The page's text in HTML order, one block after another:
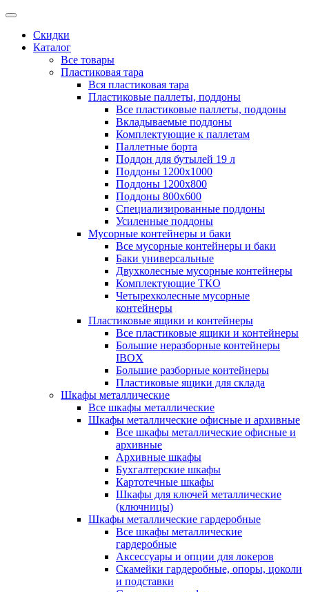
Скидки
Каталог
Все товары
Пластиковая тара
Вся пластиковая тара
Пластиковые паллеты, поддоны
Все пластиковые паллеты, поддоны
Вкладываемые поддоны
Комплектующие к паллетам
Паллетные борта
Поддон для бутылей 19 л
Поддоны 1200х1000
Поддоны 1200х800
Поддоны 800х600
Специализированные поддоны
Усиленные поддоны
Мусорные контейнеры и баки
Все мусорные контейнеры и баки
Баки универсальные
Двухколесные мусорные контейнеры
Комплектующие ТКО
Четырехколесные мусорные
контейнеры
Пластиковые ящики и контейнеры
Все пластиковые ящики и контейнеры
Большие неразборные контейнеры
IBOX
Большие разборные контейнеры
Пластиковые ящики для склада
Шкафы металлические
Все шкафы металлические
Шкафы металлические офисные и архивные
Все шкафы металлические офисные и
архивные
Архивные шкафы
Бухгалтерские шкафы
Картотечные шкафы
Шкафы для ключей металлические
(ключницы)
Шкафы металлические гардеробные
Все шкафы металлические
гардеробные
Аксессуары и опции для локеров
Скамейки гардеробные, опоры, цоколи
и подставки